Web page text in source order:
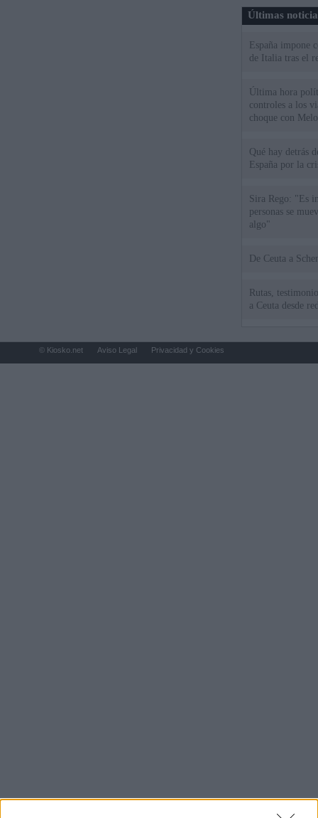
Últimas
España impone
de Italia tras el
Última hora
controles a los
choque con
Qué hay detrás
España por la
Sira Rego: "Es
personas se
algo"
De
Rutas,
a Ceuta desde
© Kiosko.net Aviso Legal Privacidad y Cookies